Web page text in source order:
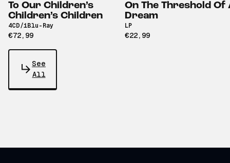
To Our Children’s
Children’s Children
4CD/1Blu-Ray
€72,99
On The Threshold Of
Dream
LP
€22,99
See
All